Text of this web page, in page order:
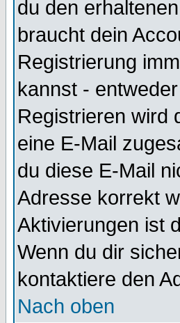
du den
braucht dein
Registrierung
kannst -
Registrieren wird
eine E-Mail
du diese E-Mail
Adresse korrekt
Aktivierungen ist
Wenn du dir
kontaktiere den
Nach oben